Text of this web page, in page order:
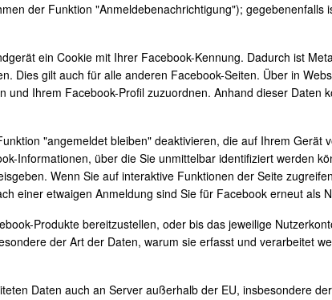
der Funktion "Anmeldebenachrichtigung"); gegebenenfalls
ein Cookie mit Ihrer Facebook-Kennung. Dadurch ist
Dies gilt auch für alle anderen Facebook-Seiten. Über in
Ihrem Facebook-Profil zuzuordnen. Anhand dieser Daten
"angemeldet bleiben" deaktivieren, die auf Ihrem Gerät
Informationen, über die Sie unmittelbar identifiziert werden
Wenn Sie auf interaktive Funktionen der Seite
einer etwaigen Anmeldung sind Sie für Facebook erneut als
Produkte bereitzustellen, oder bis das jeweilige
der Art der Daten, warum sie erfasst und verarbeitet
Daten auch an Server außerhalb der EU, insbesondere